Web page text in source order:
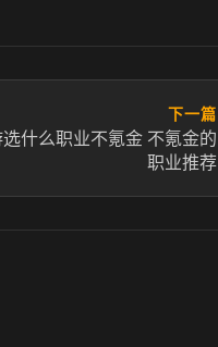
下一篇
什么职业不氪金 不氪金的
职业推荐